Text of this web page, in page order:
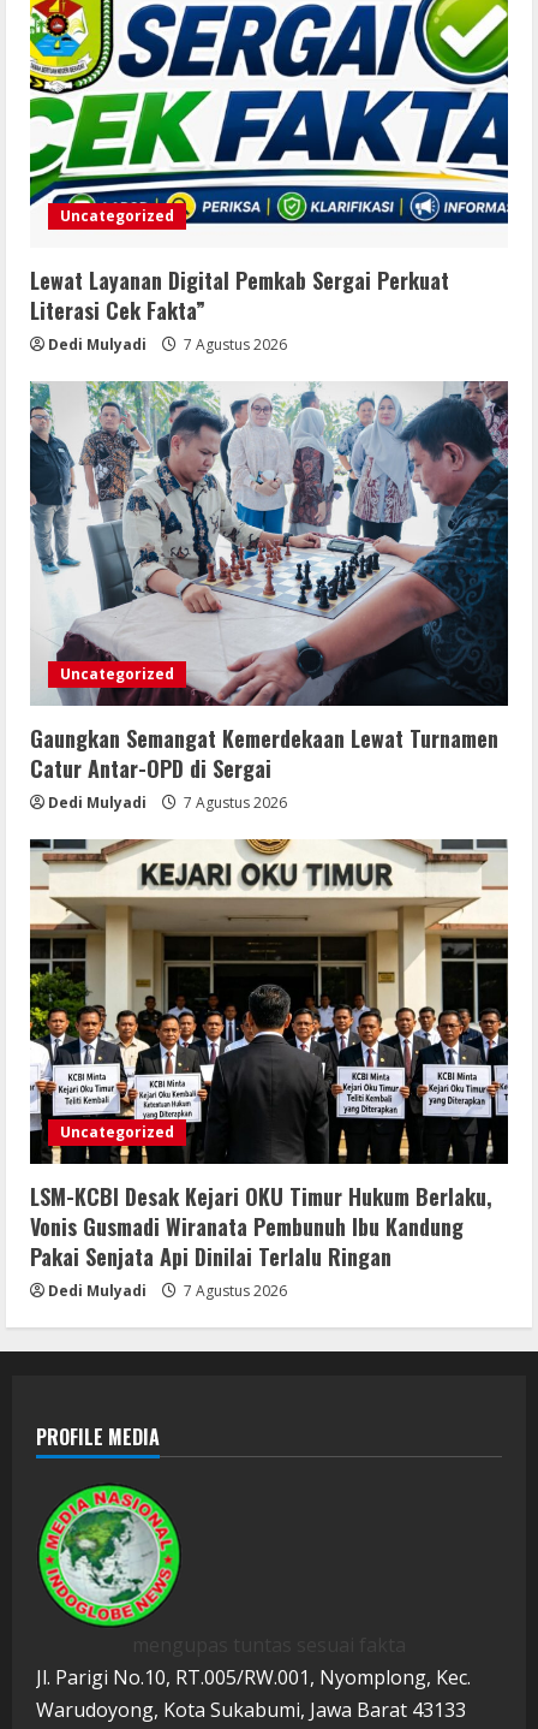
Uncategorized
Lewat Layanan Digital Pemkab Sergai Perkuat
Literasi Cek Fakta”
Dedi Mulyadi 7 Agustus 2026
Uncategorized
Gaungkan Semangat Kemerdekaan Lewat Turnamen
Catur Antar-OPD di Sergai
Dedi Mulyadi 7 Agustus 2026
Uncategorized
LSM-KCBI Desak Kejari OKU Timur Hukum Berlaku,
Vonis Gusmadi Wiranata Pembunuh Ibu Kandung
Pakai Senjata Api Dinilai Terlalu Ringan
Dedi Mulyadi 7 Agustus 2026
PROFILE MEDIA
Jl. Parigi No.10, RT.005/RW.001, Nyomplong, Kec.
Warudoyong, Kota Sukabumi, Jawa Barat 43133